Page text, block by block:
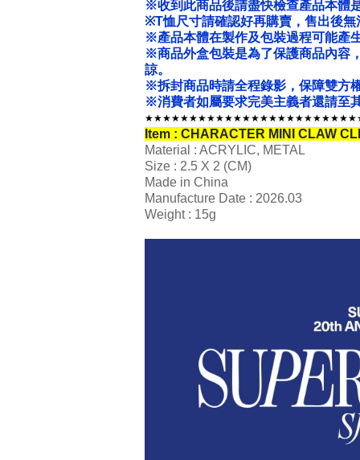
※收到此商品後請盡快檢查產品本體
※T恤尺寸請確認好再購賣，售出後無
※產品本體在製作及包裝過程可能產
※商品外盒包裝是為了保護商品內容
諒。
※拆封商品時請全程錄影，保障雙方
※消費者如屬要求完美主義者還請至
Item : CHARACTER MINI CLAW
Material : ACRYLIC, METAL
Size : 2.5 X 2 (CM)
Made in China
Manufacture Date : 2026.03
Weight : 15g